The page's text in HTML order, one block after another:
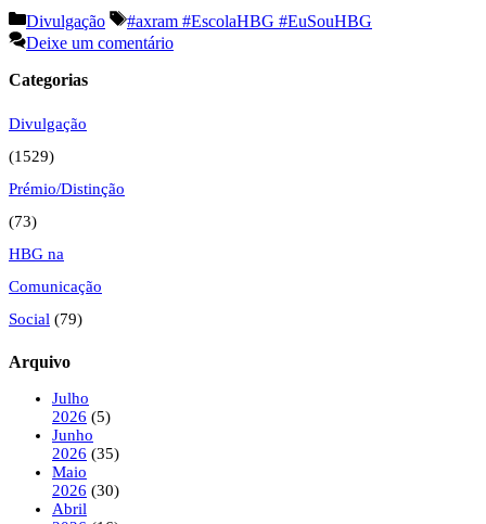
Categorias
Divulgação Etiquetas
#axram #EscolaHBG #EuSouHBG
Deixe um comentário
Categorias
Divulgação
(1529)
Prémio/Distinção
(73)
HBG na
Comunicação
Social (79)
Arquivo
Julho
2026 (5)
Junho
2026 (35)
Maio
2026 (30)
Abril